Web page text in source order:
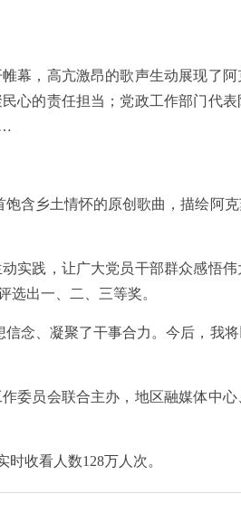
，高亢激昂的歌声生动展现了阿
心的责任担当；党政工作部门代
乡土情怀的原创歌曲，描绘阿
践，让广大党员干部群众感悟伟
选出一、二、三等奖。
、凝聚了干事合力。今后，我
员会联合主办，地区融媒体中心
收看人数128万人次。